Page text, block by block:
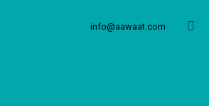
info@aawaat.com